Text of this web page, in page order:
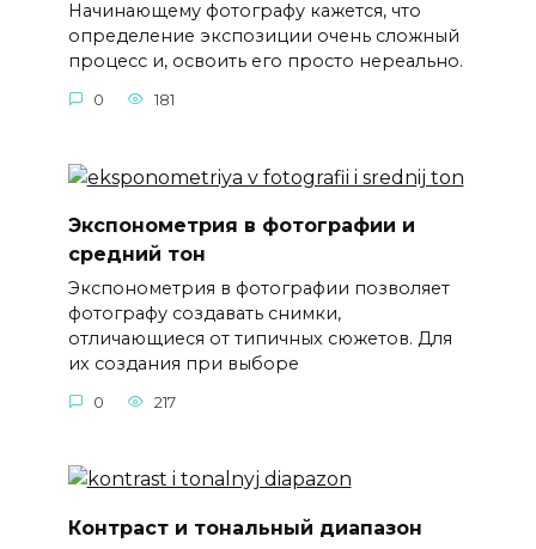
Начинающему фотографу кажется, что
определение экспозиции очень сложный
процесс и, освоить его просто нереально.
0 181
Экспонометрия в фотографии и
средний тон
Экспонометрия в фотографии позволяет
фотографу создавать снимки,
отличающиеся от типичных сюжетов. Для
их создания при выборе
0 217
Контраст и тональный диапазон